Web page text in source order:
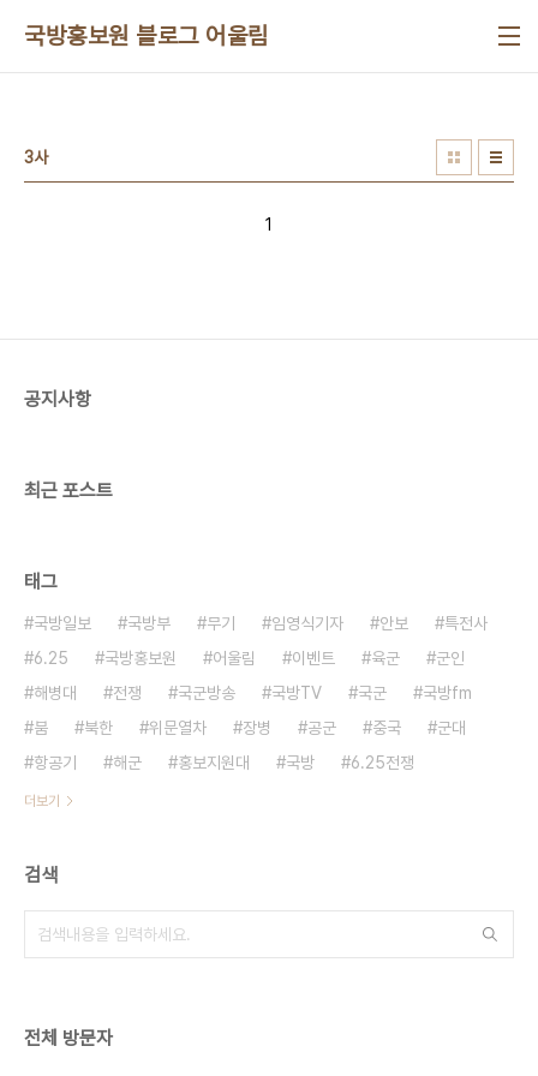
국방홍보원 블로그 어울림
3사
1
공지사항
최근 포스트
태그
국방일보 국방부 무기 임영식기자 안보
특전사
6.25
국방홍보원 어울림 이벤트 육군
군인
해병대
전쟁 국군방송 국방TV 국군
국방fm
붐
북한 위문열차 장병 공군 중국
군대
항공기
해군 홍보지원대 국방 6.25전쟁
더보기
검색
전체 방문자